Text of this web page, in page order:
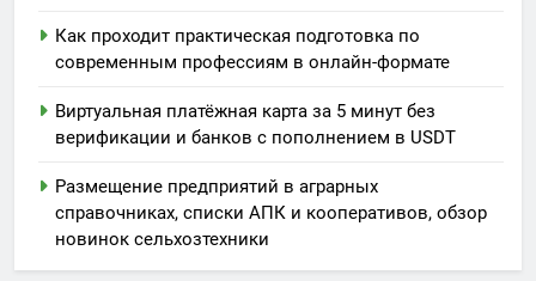
Как проходит практическая подготовка по
современным профессиям в онлайн-формате
Виртуальная платёжная карта за 5 минут без
верификации и банков с пополнением в USDT
Размещение предприятий в аграрных
справочниках, списки АПК и кооперативов, обзор
новинок сельхозтехники